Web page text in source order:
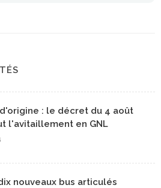
: le décret du 4 août
l'avitaillement en GNL
nouveaux bus articulés